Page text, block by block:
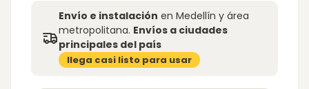
Envío e instalación en Medellín y área
metropolitana. Envíos a ciudades
principales del país
llega casi listo para usar